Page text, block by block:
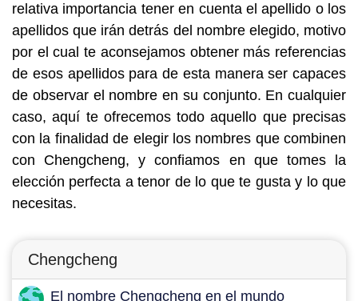
relativa importancia tener en cuenta el apellido o los
apellidos que irán detrás del nombre elegido, motivo
por el cual te aconsejamos obtener más referencias
de esos apellidos para de esta manera ser capaces
de observar el nombre en su conjunto. En cualquier
caso, aquí te ofrecemos todo aquello que precisas
con la finalidad de elegir los nombres que combinen
con Chengcheng, y confiamos en que tomes la
elección perfecta a tenor de lo que te gusta y lo que
necesitas.
Chengcheng
El nombre Chengcheng en el mundo